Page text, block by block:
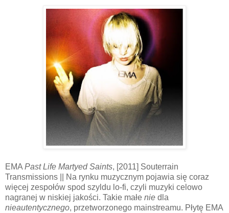
EMA Past Life Martyed Saints, [2011] Souterrain
Transmissions || Na rynku muzycznym pojawia się coraz
więcej zespołów spod szyldu lo-fi, czyli muzyki celowo
nagranej w niskiej jakości. Takie małe nie dla
nieautentycznego, przetworzonego mainstreamu. Płytę EMA